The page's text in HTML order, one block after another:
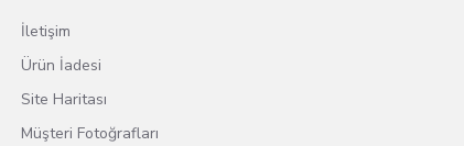
İletişim
Ürün İadesi
Site Haritası
Müşteri Fotoğrafları